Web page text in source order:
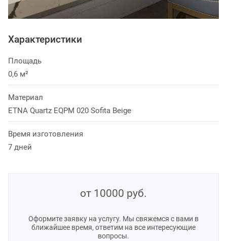
Характеристики
Площадь
0,6 м²
Материал
ETNA Quartz EQPM 020 Sofita Beige
Время изготовления
7 дней
от 10000 руб.
Оформите заявку на услугу. Мы свяжемся с вами в
ближайшее время, ответим на все интересующие
вопросы.